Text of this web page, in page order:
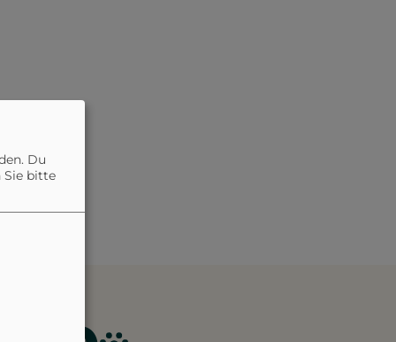
Du
Sie bitte